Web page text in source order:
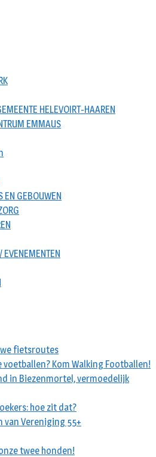
HELEVOIRT-HAAREN
EMMAUS
EN GEBOUWEN
EVENEMENTEN
fietsroutes
Kom Walking Footballen!
in Biezenmortel, vermoedelijk
hoe zit dat?
van Vereniging 55+
twee honden!